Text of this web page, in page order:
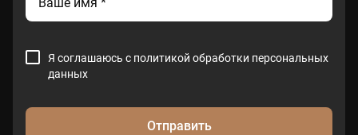
Я соглашаюсь с политикой обработки персональных
данных
Отправить